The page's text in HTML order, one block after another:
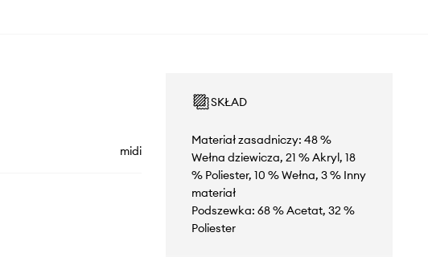
midi
SKŁAD
Materiał zasadniczy: 48 %
Wełna dziewicza, 21 % Akryl, 18
% Poliester, 10 % Wełna, 3 % Inny
materiał
Podszewka: 68 % Acetat, 32 %
Poliester